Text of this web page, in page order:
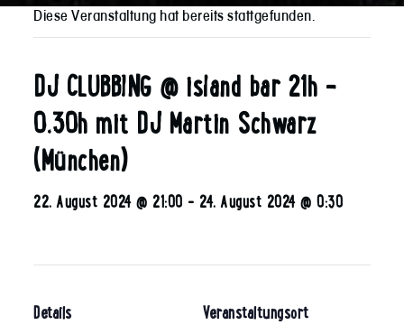
Diese Veranstaltung hat bereits stattgefunden.
DJ CLUBBING @ island bar 21h –
0.30h mit DJ Martin Schwarz
(München)
22. August 2024 @ 21:00 - 24. August 2024 @ 0:30
Details Veranstaltungsort